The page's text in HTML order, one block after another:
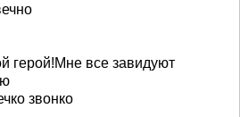
герой!Мне все завидуют
звонко